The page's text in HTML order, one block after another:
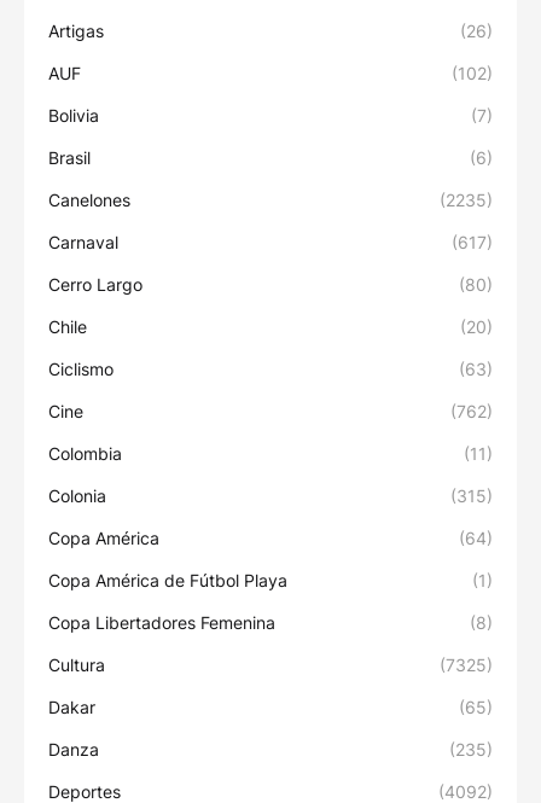
Artigas (26)
AUF (102)
Bolivia (7)
Brasil (6)
Canelones (2235)
Carnaval (617)
Cerro Largo (80)
Chile (20)
Ciclismo (63)
Cine (762)
Colombia (11)
Colonia (315)
Copa América (64)
Copa América de Fútbol Playa (1)
Copa Libertadores Femenina (8)
Cultura (7325)
Dakar (65)
Danza (235)
Deportes (4092)